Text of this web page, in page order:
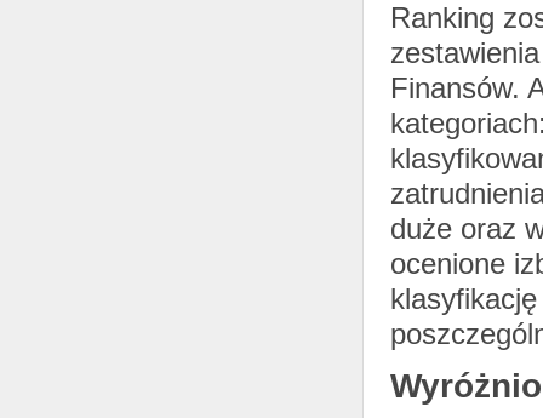
Ranking
Finansów.
duże oraz
ocenione